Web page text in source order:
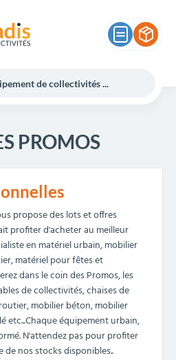
PROMOS
propose des lots et offres
profiter d'acheter au meilleur
en matériel urbain, mobilier
matériel pour fêtes et
dans le coin des Promos, les
de collectivités, chaises de
mobilier béton, mobilier
etc...Chaque équipement urbain,
N'attendez pas pour profiter
de nos stocks disponibles..